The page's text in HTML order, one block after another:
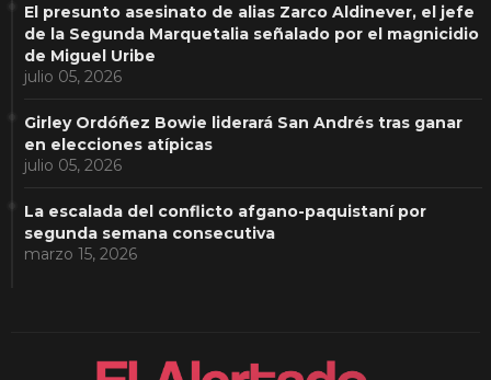
El presunto asesinato de alias Zarco Aldinever, el jefe
de la Segunda Marquetalia señalado por el magnicidio
de Miguel Uribe
julio 05, 2026
Girley Ordóñez Bowie liderará San Andrés tras ganar
en elecciones atípicas
julio 05, 2026
La escalada del conflicto afgano-paquistaní por
segunda semana consecutiva
marzo 15, 2026